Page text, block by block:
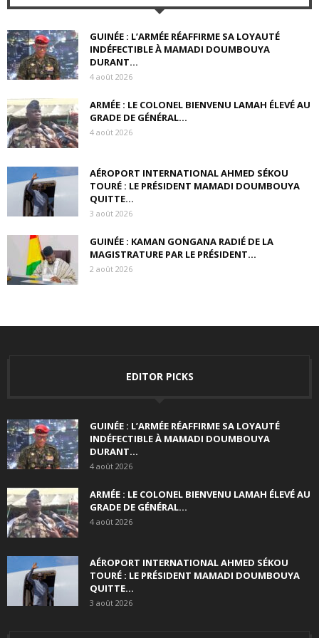
GUINÉE : L’ARMÉE RÉAFFIRME SA LOYAUTÉ
INDÉFECTIBLE À MAMADI DOUMBOUYA
DURANT...
4 août 2026
ARMÉE : LE COLONEL BIENVENU LAMAH ÉLEVÉ AU
GRADE DE GÉNÉRAL...
4 août 2026
AÉROPORT INTERNATIONAL AHMED SÉKOU
TOURÉ : LE PRÉSIDENT MAMADI DOUMBOUYA
QUITTE...
3 août 2026
GUINÉE : KAMAN GONGANA RADIÉ DE LA
MAGISTRATURE PAR LE PRÉSIDENT...
2 août 2026
EDITOR PICKS
GUINÉE : L’ARMÉE RÉAFFIRME SA LOYAUTÉ
INDÉFECTIBLE À MAMADI DOUMBOUYA
DURANT...
4 août 2026
ARMÉE : LE COLONEL BIENVENU LAMAH ÉLEVÉ AU
GRADE DE GÉNÉRAL...
4 août 2026
AÉROPORT INTERNATIONAL AHMED SÉKOU
TOURÉ : LE PRÉSIDENT MAMADI DOUMBOUYA
QUITTE...
3 août 2026